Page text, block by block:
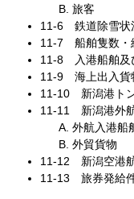
旅客
11‐6 鉄道除雪状
11‐7 船舶隻数・
11‐8 入港船舶及
11‐9 海上出入貨
11‐10 新潟港ト
11‐11 新潟港外
外航入港船
外貿貨物
11‐12 新潟空港
11‐13 旅券発給